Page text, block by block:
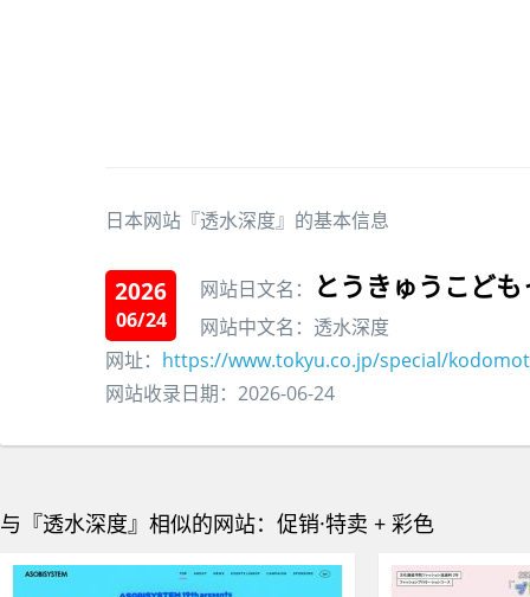
日本网站『透水深度』的基本信息
2026
06/24
网站日文名： とうきゅうこども
网站中文名：透水深度
网址： https://www.tokyu.co.jp/special/
网站收录日期：2026-06-24
与『透水深度』相似的网站：促销·特卖 + 彩色